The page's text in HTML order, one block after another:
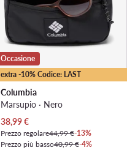
extra -10% Codice: LAST
Occasione
Columbia
Marsupio · Nero
Prezzo attuale
38,99€
Prezzo regolare44,99 €-13%
Prezzo più basso40,99 €-4%